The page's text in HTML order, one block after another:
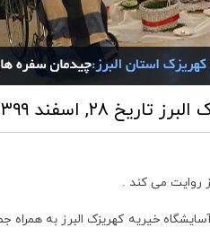
تاریخ ۲۸, اسفند ۱۳۹۹ ساعت ۱۲:۴۴
روایت می کند .
خیریه کهریزک البرز به